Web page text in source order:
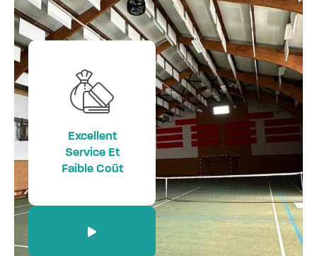
Excellent
Service Et
Faible Coût